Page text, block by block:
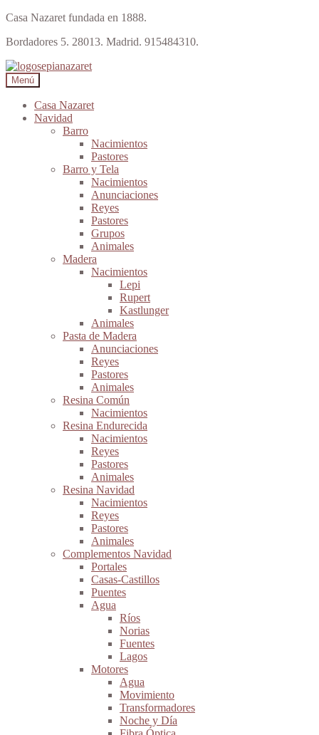
Casa Nazaret fundada en 1888.
Bordadores 5. 28013. Madrid. 915484310.
Ir
a
la
navegación
Ir
al
contenido
Menú
Casa Nazaret
Navidad
Barro
Nacimientos
Pastores
Barro y Tela
Nacimientos
Anunciaciones
Reyes
Pastores
Grupos
Animales
Madera
Nacimientos
Lepi
Rupert
Kastlunger
Animales
Pasta de Madera
Anunciaciones
Reyes
Pastores
Animales
Resina Común
Nacimientos
Resina Endurecida
Nacimientos
Reyes
Pastores
Animales
Resina Navidad
Nacimientos
Reyes
Pastores
Animales
Complementos Navidad
Portales
Casas-Castillos
Puentes
Agua
Ríos
Norias
Fuentes
Lagos
Motores
Agua
Movimiento
Transformadores
Noche y Día